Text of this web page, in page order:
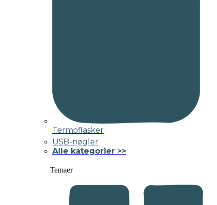
Termoflasker
USB-nøgler
Alle kategorier >>
Temaer